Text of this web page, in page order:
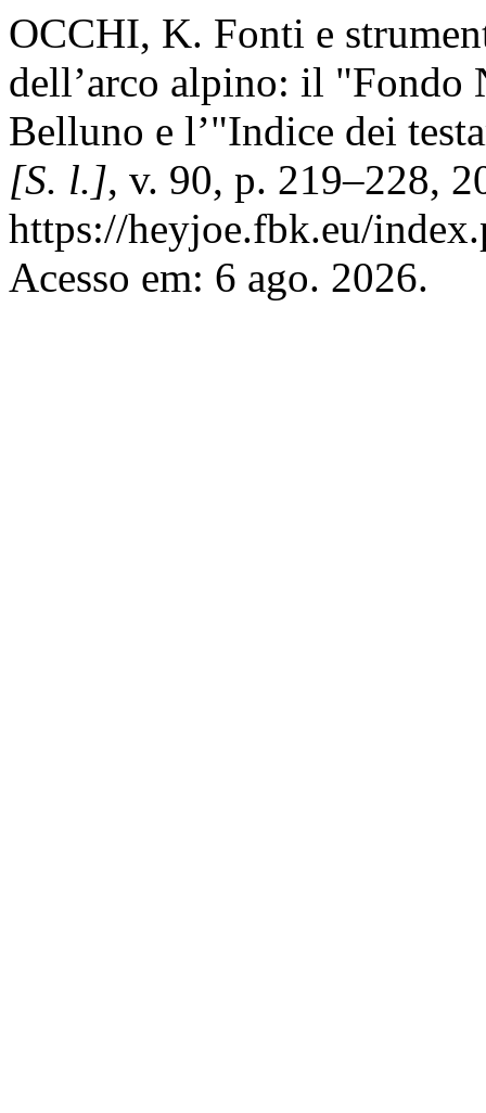
OCCHI, K. Fonti e
dell’arco alpino: il "Fondo
Belluno e l’"Indice dei
[S. l.], v. 90, p. 219–228,
https://heyjoe.fbk.eu/
Acesso em: 6 ago. 2026.